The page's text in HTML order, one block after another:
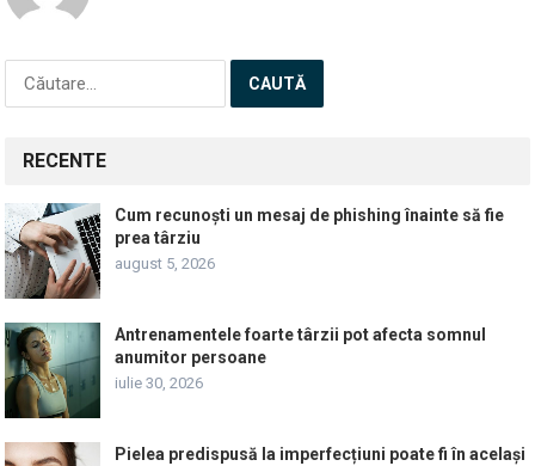
Caută
RECENTE
Cum recunoști un mesaj de phishing înainte să fie
prea târziu
august 5, 2026
Antrenamentele foarte târzii pot afecta somnul
anumitor persoane
iulie 30, 2026
Pielea predispusă la imperfecțiuni poate fi în același